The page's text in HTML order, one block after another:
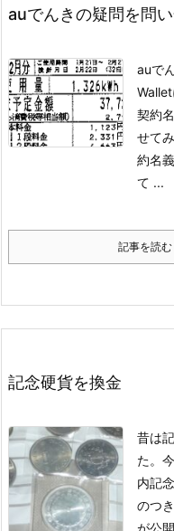
auでんきの疑問を問い
auで
契約
せて
約名
て ...
記事を読む
記念硬貨を換金
昔は
た。
内記
のつ
が公